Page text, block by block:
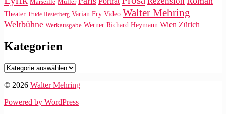
Marseille Müller
Theater Trude Hesterberg Varian Fry Video Walter Mehring
Weltbühne Werkausgabe Werner Richard Heymann Wien Zürich
Kategorien
Kategorien
© 2026 Walter Mehring
Powered by WordPress